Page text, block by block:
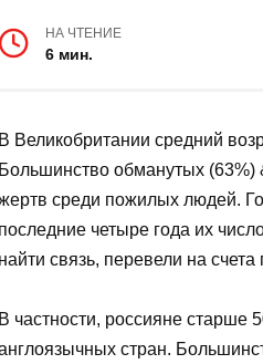
НА ЧТЕНИЕ
6 мин.
В Великобритании средний
Большинство обманутых
среди пожилых людей.
последние четыре года их
найти связь, перевели на
В частности, россияне старше
стран.